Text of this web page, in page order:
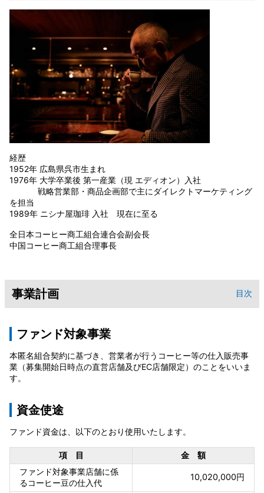
経歴
1952年 広島県呉市生まれ
1976年 大学卒業後 第一産業（現 エディオン）入社
戦略営業部・商品企画部で主にダイレクトマーケティング
を担当
1989年 ニシナ屋珈琲 入社 現在に至る
全日本コーヒー商工組合連合会副会長
中国コーヒー商工組合理事長
事業計画 目次
ファンド対象事業
本匿名組合契約に基づき、営業者が行うコーヒー等の仕入販売事
業（募集開始日時点の直営店舗及びEC店舗限定）のことをいいま
す。
資金使途
ファンド資金は、以下のとおり使用いたします。
項 目
金 額
ファンド対象事業店舗に係
るコーヒー豆の仕入代
10,020,000円